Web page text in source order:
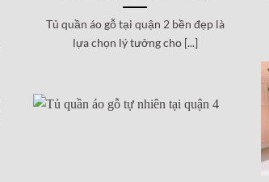
Tủ quần áo gỗ tại quận 2 bền đẹp là
lựa chọn lý tưởng cho [...]